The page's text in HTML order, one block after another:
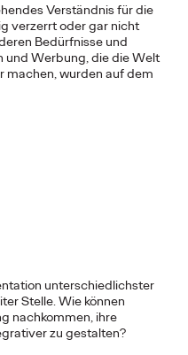
Verständnis für die
verzerrt oder gar nicht
Bedürfnisse und
und Werbung, die die Welt
machen, wurden auf dem
unterschiedlichster
Stelle. Wie können
nachkommen, ihre
zu gestalten?
setzen
für die
schönste